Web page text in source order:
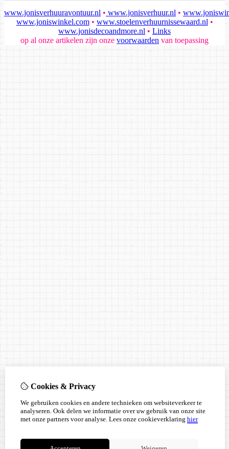
www.jonisverhuuravontuur.nl • www.jonisverhuur.nl •
www.joniswinkel.com• www.stoelenverhuurnissewaard.nl •
www.jonisdecoandmore.nl • Links
op al onze artikelen zijn onze voorwaarden van toepassing
Cookies & Privacy
We gebruiken cookies en andere technieken om websiteverkeer te
analyseren. Ook delen we informatie over uw gebruik van onze site
met onze partners voor analyse. Lees onze cookieverklaring hier